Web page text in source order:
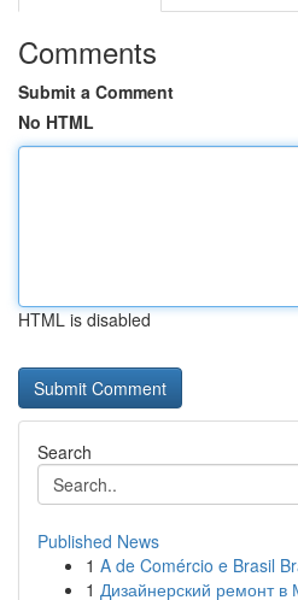
Comments
Submit a Comment
No HTML
HTML is disabled
Search
Published News
1 A de Comércio e Brasil
1 Дизайнерский ремонт в